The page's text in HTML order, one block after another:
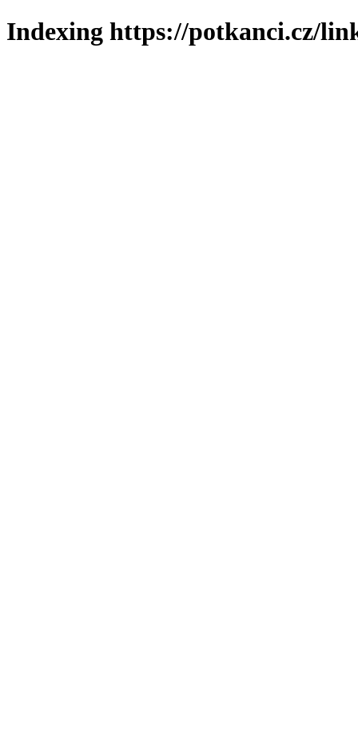
Indexing https://potkanci.cz/